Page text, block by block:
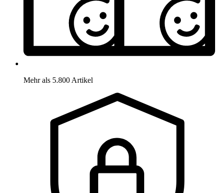
Mehr als 5.800 Artikel